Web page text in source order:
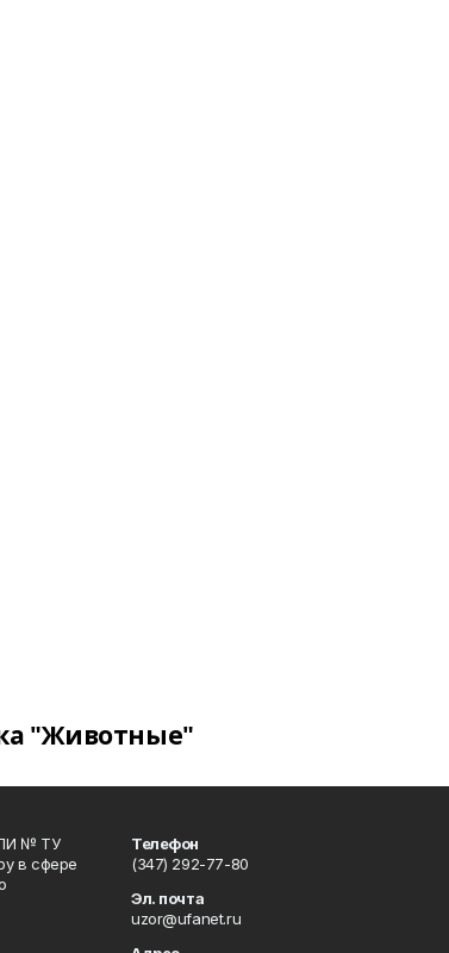
"Животные"
ПИ № ТУ
в сфере
Телефон
(347) 292-77-80
Эл. почта
uzor@ufanet.ru